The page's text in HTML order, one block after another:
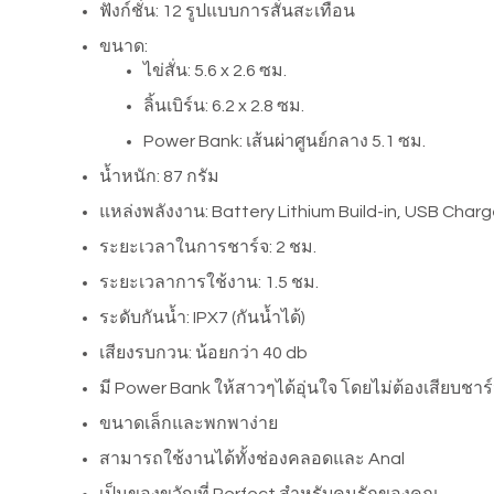
ฟังก์ชั่น: 12 รูปแบบการสั่นสะเทือน
ขนาด:
ไข่สั่น: 5.6 x 2.6 ซม.
ลิ้นเบิร์น: 6.2 x 2.8 ซม.
Power Bank: เส้นผ่าศูนย์กลาง 5.1 ซม.
น้ำหนัก: 87 กรัม
แหล่งพลังงาน: Battery Lithium Build-in, USB
ระยะเวลาในการชาร์จ: 2 ชม.
ระยะเวลาการใช้งาน: 1.5 ชม.
ระดับกันน้ำ: IPX7 (กันน้ำได้)
เสียงรบกวน: น้อยกว่า 40 db
มี Power Bank ให้สาวๆได้อุ่นใจ โดยไม่ต้องเสียบชา
ขนาดเล็กและพกพาง่าย
สามารถใช้งานได้ทั้งช่องคลอดและ Anal